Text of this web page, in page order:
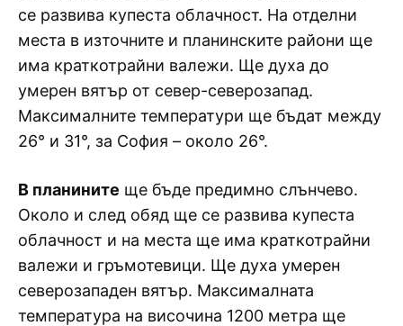
се развива купеста облачност. На отделни
места в източните и планинските райони ще
има краткотрайни валежи. Ще духа до
умерен вятър от север-северозапад.
Максималните температури ще бъдат между
26° и 31°, за София – около 26°.
В планините ще бъде предимно слънчево.
Около и след обяд ще се развива купеста
облачност и на места ще има краткотрайни
валежи и гръмотевици. Ще духа умерен
северозападен вятър. Максималната
температура на височина 1200 метра ще